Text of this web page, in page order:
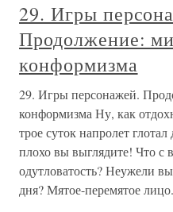
29. Игры
Продолжение:
конформизма
29. Игры персонажей.
конформизма Ну, как
трое суток напролет
плохо вы выглядите! Что с
одутловатость? Неужели
дня? Мятое-перемятое